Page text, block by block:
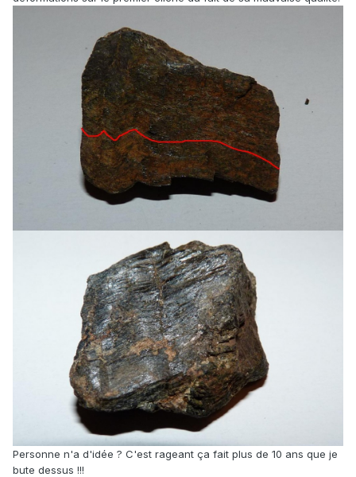
Personne n'a d'idée ? C'est rageant ça fait plus de 10 ans que je
bute dessus !!!